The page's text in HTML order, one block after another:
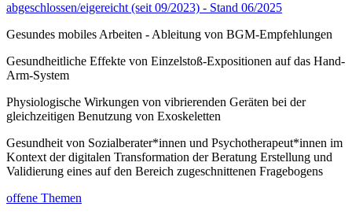
abgeschlossen/eigereicht (seit 09/2023) - Stand 06/2025
Gesundes mobiles Arbeiten - Ableitung von BGM-Empfehlungen
Gesundheitliche Effekte von Einzelstoß-Expositionen auf das Hand-
Arm-System
Physiologische Wirkungen von vibrierenden Geräten bei der
gleichzeitigen Benutzung von Exoskeletten
Gesundheit von Sozialberater*innen und Psychotherapeut*innen im
Kontext der digitalen Transformation der Beratung Erstellung und
Validierung eines auf den Bereich zugeschnittenen Fragebogens
offene Themen